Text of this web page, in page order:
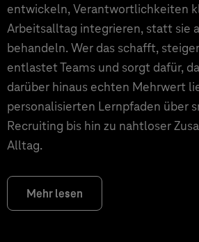
entwickeln, Verantwortlichkeiten
Arbeitsalltag integrieren, statt sie
behandeln. Wer das schafft,
entlastet Teams und sorgt dafür,
darüber hinaus echten Mehrwert
personalisierten Lernpfaden über
Recruiting bis hin zu nahtloser
Alltag.
Mehr lesen